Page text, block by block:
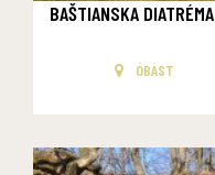
BAŠTIANSKA DIATRÉMA
ÓBÁST